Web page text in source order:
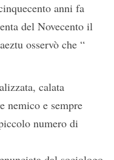
anni fa
del Novecento il
osservò che “
calata
nemico e sempre
numero di